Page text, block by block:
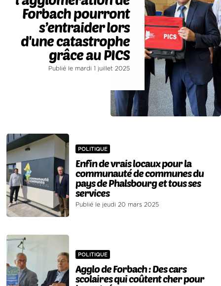
Forbach pourront
s’entraider lors
d'une catastrophe
grâce au PICS
Publié le mardi 1 juillet 2025
POLITIQUE
Enfin de vrais locaux pour la
communauté de communes du
pays de Phalsbourg et tous ses
services
Publié le jeudi 20 mars 2025
POLITIQUE
Agglo de Forbach : Des cars
scolaires qui coûtent cher pour